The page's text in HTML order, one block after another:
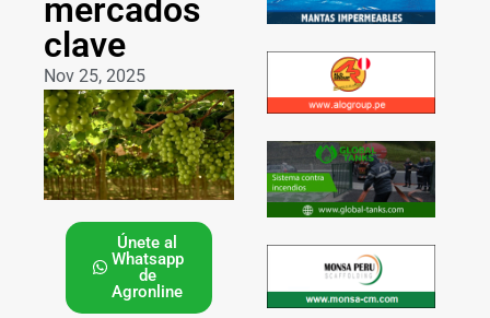
mercados
clave
Nov 25, 2025
Únete al
Whatsapp
de
Agronline